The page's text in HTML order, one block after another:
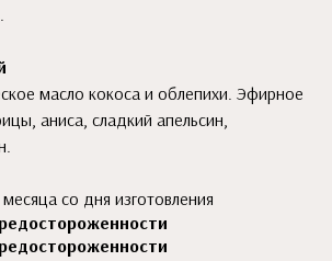
масло кокоса и облепихи. Эфирное
аниса, сладкий апельсин,
со дня изготовления